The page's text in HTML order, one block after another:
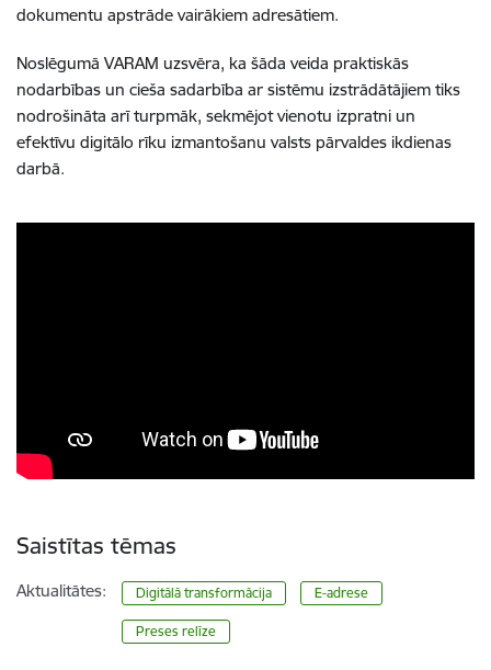
dokumentu apstrāde vairākiem adresātiem.
Noslēgumā VARAM uzsvēra, ka šāda veida praktiskās
nodarbības un cieša sadarbība ar sistēmu izstrādātājiem tiks
nodrošināta arī turpmāk, sekmējot vienotu izpratni un
efektīvu digitālo rīku izmantošanu valsts pārvaldes ikdienas
darbā.
Saistītas tēmas
Aktualitātes: Digitālā transformācija E-adrese
Preses relīze